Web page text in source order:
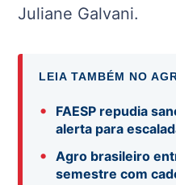
Juliane Galvani.
LEIA TAMBÉM NO
•
FAESP repudia
alerta para
•
Agro brasileiro
semestre com